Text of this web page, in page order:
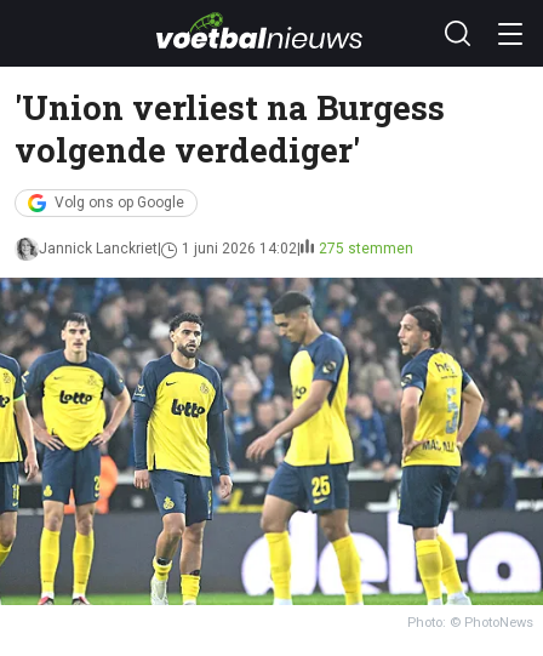
'Union verliest na Burgess
volgende verdediger'
Volg ons op Google
Jannick Lanckriet 1 juni 2026 14:02 275 stemmen
Photo: © PhotoNews